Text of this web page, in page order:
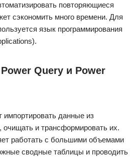
повторяющиеся
сэкономить много времени. Для
язык программирования
Query и Power
импортировать данные из
очищать и трансформировать их.
работать с большими объемами
сводные таблицы и проводить